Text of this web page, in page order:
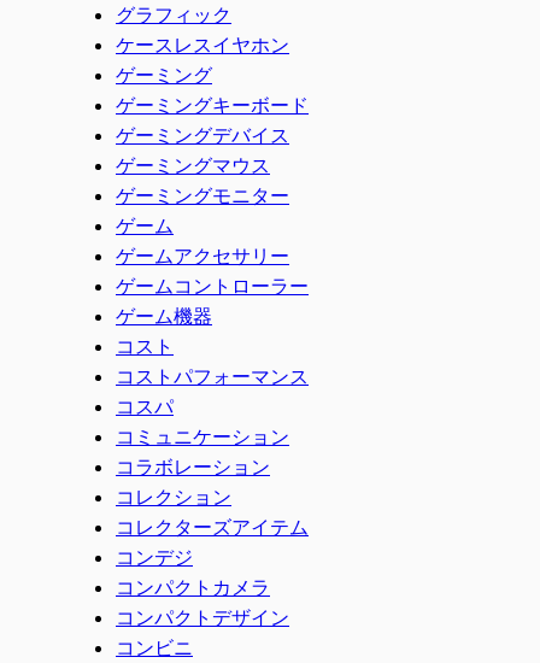
グラフィック
ケースレスイヤホン
ゲーミング
ゲーミングキーボード
ゲーミングデバイス
ゲーミングマウス
ゲーミングモニター
ゲーム
ゲームアクセサリー
ゲームコントローラー
ゲーム機器
コスト
コストパフォーマンス
コスパ
コミュニケーション
コラボレーション
コレクション
コレクターズアイテム
コンデジ
コンパクトカメラ
コンパクトデザイン
コンビニ